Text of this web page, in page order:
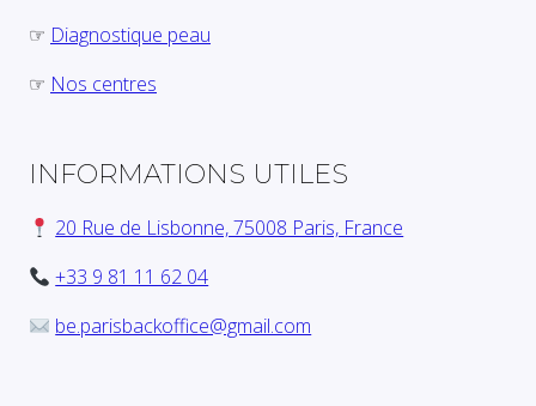
☞ Diagnostique peau
☞ Nos centres
INFORMATIONS UTILES
20 Rue de Lisbonne, 75008 Paris, France
+33 9 81 11 62 04
be.parisbackoffice@gmail.com